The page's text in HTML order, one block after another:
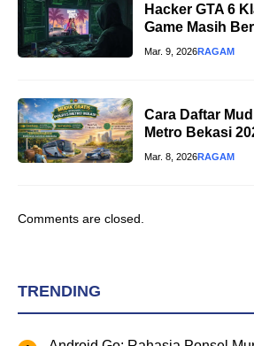
Hacker GTA 6
Game Masih
Mar. 9, 2026RAGAM
Cara Daftar
Metro Bekasi
Mar. 8, 2026RAGAM
Comments are closed.
TRENDING